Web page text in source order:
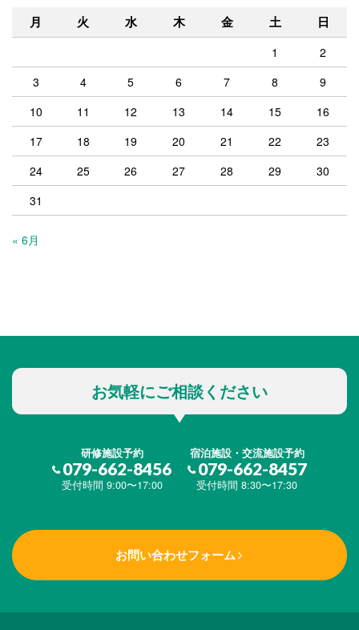
月 火 水 木 金 土 日
1
2
3
4 5 6 7 8
9
10
11 12 13 14 15
16
17
18 19 20 21 22
23
24
25 26 27 28 29
30
31
« 6月
お気軽にご相談ください
研修施設予約
079-662-8456
受付時間 9:00〜17:00
宿泊施設・交流施設予約
079-662-8457
受付時間 8:30〜17:30
お問い合わせフォーム